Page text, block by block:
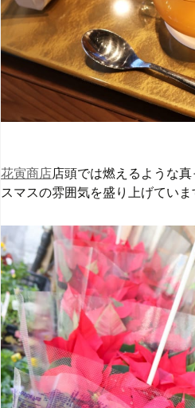
花寅商店店頭では燃えるような
スマスの雰囲気を盛り上げていま